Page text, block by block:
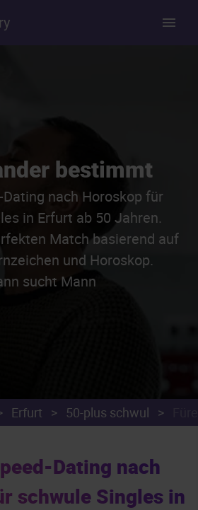
bestimmt
nach Horoskop für
in Erfurt ab 50 Jahren.
Match basierend auf
und Horoskop.
sucht Mann
Erfurt > 50-plus schwul >
Dating nach
schwule Singles in